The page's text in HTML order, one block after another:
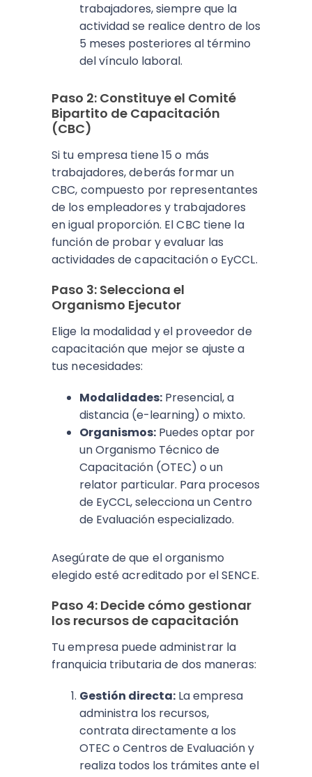
trabajadores, siempre que la
actividad se realice dentro de los
5 meses posteriores al término
del vínculo laboral.
Paso 2: Constituye el Comité
Bipartito de Capacitación
(CBC)
Si tu empresa tiene 15 o más
trabajadores, deberás formar un
CBC, compuesto por representantes
de los empleadores y trabajadores
en igual proporción. El CBC tiene la
función de probar y evaluar las
actividades de capacitación o EyCCL.
Paso 3: Selecciona el
Organismo Ejecutor
Elige la modalidad y el proveedor de
capacitación que mejor se ajuste a
tus necesidades:
Modalidades: Presencial, a
distancia (e-learning) o mixto.
Organismos: Puedes optar por
un Organismo Técnico de
Capacitación (OTEC) o un
relator particular. Para procesos
de EyCCL, selecciona un Centro
de Evaluación especializado.
Asegúrate de que el organismo
elegido esté acreditado por el SENCE.
Paso 4: Decide cómo gestionar
los recursos de capacitación
Tu empresa puede administrar la
franquicia tributaria de dos maneras:
Gestión directa: La empresa
administra los recursos,
contrata directamente a los
OTEC o Centros de Evaluación y
realiza todos los trámites ante el